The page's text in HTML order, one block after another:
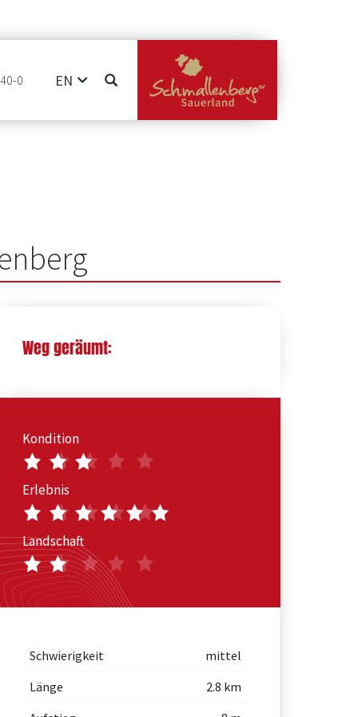
0
EN
NL
Weg geräumt:
Kondition
Erlebnis
Landschaft
Schwierigkeit
mittel
Länge
2.8 km